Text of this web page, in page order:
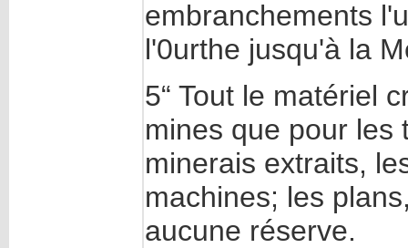
embranchements
l'0urthe jusqu'à la
5“ Tout le matériel
mines que pour les
minerais extraits,
machines; les
aucune réserve.